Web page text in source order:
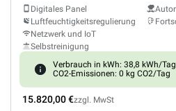
Digitales Panel
Luftfeuchtigkeitsregulierung
Netzwerk und IoT
Selbstreinigung
Verbrauch in kWh: 38,8 kWh/Tag
CO2-Emissionen: 0 kg CO2/Tag
15.820,00 €zzgl. MwSt